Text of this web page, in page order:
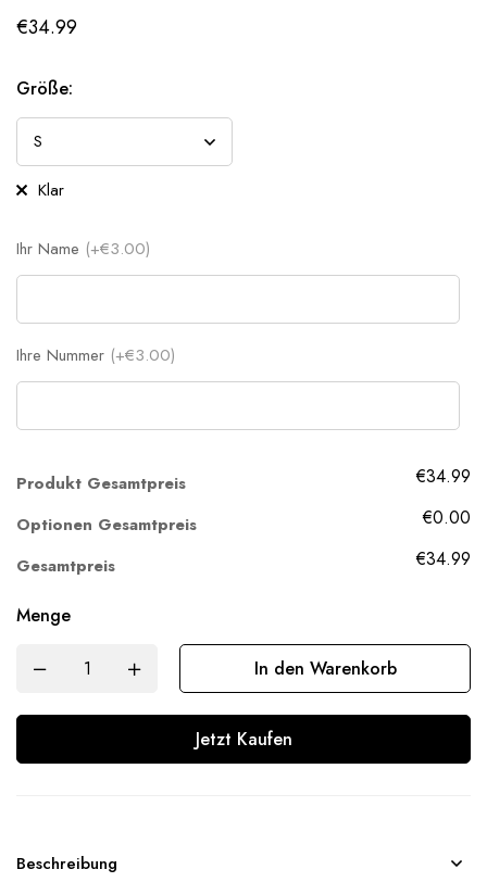
€34.99
Größe:
Klar
Ihr Name (+€3.00)
Ihre Nummer (+€3.00)
Produkt Gesamtpreis €34.99
Optionen Gesamtpreis €0.00
Gesamtpreis €34.99
Menge
In den Warenkorb
Jetzt Kaufen
Beschreibung